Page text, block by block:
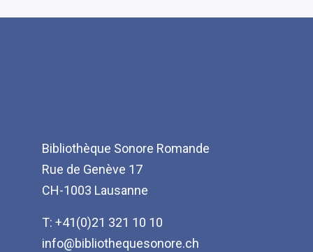
Bibliothèque Sonore Romande
Rue de Genève 17
CH-1003 Lausanne
T: +41(0)21 321 10 10
info@bibliothequesonore.ch